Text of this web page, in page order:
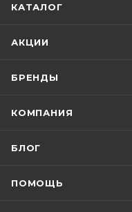
КАТАЛОГ
АКЦИИ
БРЕНДЫ
КОМПАНИЯ
БЛОГ
ПОМОЩЬ